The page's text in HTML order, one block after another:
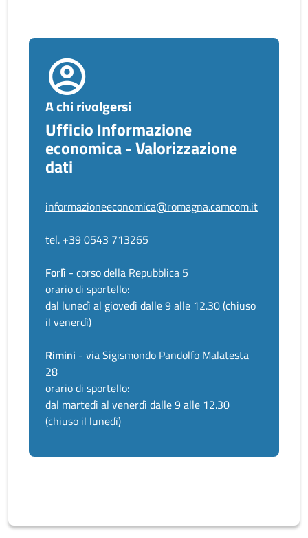
A chi rivolgersi
Ufficio Informazione
economica - Valorizzazione
dati
informazioneeconomica@romagna.camcom.it
tel. +39 0543 713265
Forlì - corso della Repubblica 5
orario di sportello:
dal lunedì al giovedì dalle 9 alle 12.30 (chiuso
il venerdì)
Rimini - via Sigismondo Pandolfo Malatesta
28
orario di sportello:
dal martedì al venerdì dalle 9 alle 12.30
(chiuso il lunedì)